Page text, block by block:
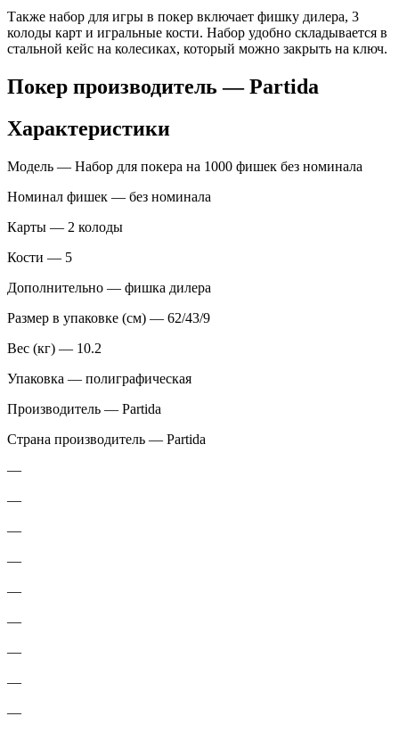
Также набор для игры в покер включает фишку дилера, 3
колоды карт и игральные кости. Набор удобно складывается в
стальной кейс на колесиках, который можно закрыть на ключ.
Покер производитель — Partida
Характеристики
Модель — Набор для покера на 1000 фишек без номинала
Номинал фишек — без номинала
Карты — 2 колоды
Кости — 5
Дополнительно — фишка дилера
Размер в упаковке (см) — 62/43/9
Вес (кг) — 10.2
Упаковка — полиграфическая
Производитель — Partida
Страна производитель — Partida
—
—
—
—
—
—
—
—
—